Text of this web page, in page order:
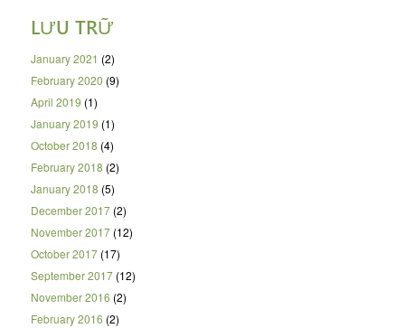
LƯU TRỮ
January 2021 (2)
February 2020 (9)
April 2019 (1)
January 2019 (1)
October 2018 (4)
February 2018 (2)
January 2018 (5)
December 2017(2)
November 2017(12)
October 2017(17)
September 2017(12)
November 2016 (2)
February 2016 (2)